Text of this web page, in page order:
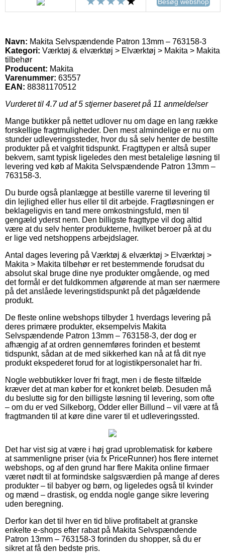
Navn: Makita Selvspændende Patron 13mm – 763158-3
Kategori: Værktøj & elværktøj > Elværktøj > Makita > Makita
tilbehør
Producent: Makita
Varenummer: 63557
EAN: 88381170512
Vurderet til 4.7ud af 5 stjerner baseret på 11 anmeldelser
Mange butikker på nettet udlover nu om dage en lang række
forskellige fragtmuligheder. Den mest almindelige er nu om
stunder udleveringssteder, hvor du så selv henter de bestilte
produkter på et valgfrit tidspunkt. Fragttypen er altså super
bekvem, samt typisk ligeledes den mest betalelige løsning til
levering ved køb af Makita Selvspændende Patron 13mm –
763158-3.
Du burde også planlægge at bestille varerne til levering til
din lejlighed eller hus eller til dit arbejde. Fragtløsningen er
beklageligvis en tand mere omkostningsfuld, men til
gengæld yderst nem. Den billigste fragttype vil dog altid
være at du selv henter produkterne, hvilket beroer på at du
er lige ved netshoppens arbejdslager.
Antal dages levering på Værktøj & elværktøj > Elværktøj >
Makita > Makita tilbehør er ret bestemmende forudsat du
absolut skal bruge dine nye produkter omgående, og med
det formål er det fuldkommen afgørende at man ser nærmere
på det anslåede leveringstidspunkt på det pågældende
produkt.
De fleste online webshops tilbyder 1 hverdags levering på
deres primære produkter, eksempelvis Makita
Selvspændende Patron 13mm – 763158-3, der dog er
afhængig af at ordren gennemføres forinden et bestemt
tidspunkt, sådan at de med sikkerhed kan nå at få dit nye
produkt ekspederet forud for at logistikpersonalet har fri.
Nogle webbutikker lover fri fragt, men i de fleste tilfælde
kræver det at man køber for et konkret beløb. Desuden må
du beslutte sig for den billigste løsning til levering, som ofte
– om du er ved Silkeborg, Odder eller Billund – vil være at få
fragtmanden til at køre dine varer til et udleveringssted.
Det har vist sig at være i høj grad uproblematisk for købere
at sammenligne priser (via fx PriceRunner) hos flere internet
webshops, og af den grund har flere Makita online firmaer
været nødt til at formindske salgsværdien på mange af deres
produkter – til babyer og børn, og ligeledes også til kvinder
og mænd – drastisk, og endda nogle gange sikre levering
uden beregning.
Derfor kan det til hver en tid blive profitabelt at granske
enkelte e-shops efter rabat på Makita Selvspændende
Patron 13mm – 763158-3 forinden du shopper, så du er
sikret at få den bedste pris.